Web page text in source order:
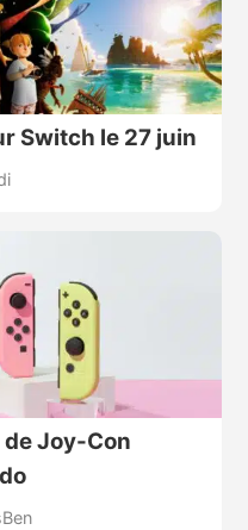
Switch le 27 juin
Joy-Con